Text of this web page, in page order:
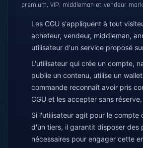
premium, VIP, middleman et vendeur
Les CGU s'appliquent à tout
acheteur, vendeur, middleman,
utilisateur d'un service proposé
L'utilisateur qui crée un compte,
publie un contenu, utilise un
commande reconnaît avoir pris
CGU et les accepter sans réserve.
Si l'utilisateur agit pour le compte
d'un tiers, il garantit disposer des
nécessaires pour engager cette